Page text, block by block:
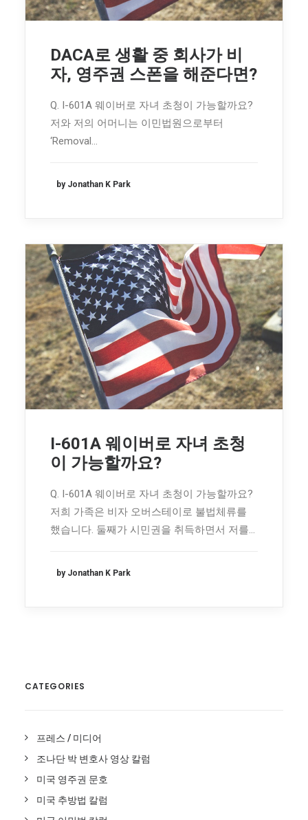
DACA로 생활 중 회사가 비
자, 영주권 스폰을 해준다면?
Q. I-601A 웨이버로 자녀 초청이 가능할까요?
저와 저의 어머니는 이민법원으로부터
‘Removal…
by Jonathan K Park
I-601A 웨이버로 자녀 초청
이 가능할까요?
Q. I-601A 웨이버로 자녀 초청이 가능할까요?
저희 가족은 비자 오버스테이로 불법체류를
했습니다. 둘째가 시민권을 취득하면서 저를…
by Jonathan K Park
CATEGORIES
프레스 / 미디어
조나단 박 변호사 영상 칼럼
미국 영주권 문호
미국 추방법 칼럼